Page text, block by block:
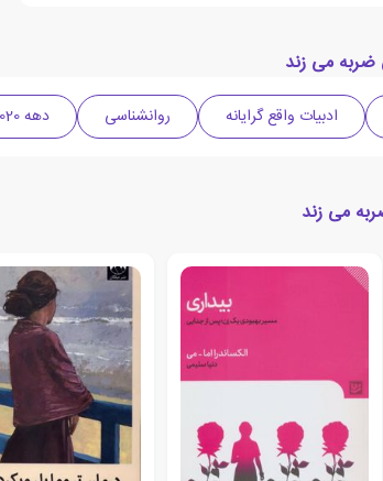
ضربه می زند
ادبیات واقع گرایانه روانشناسی دهه 2020 میلادی
می زند